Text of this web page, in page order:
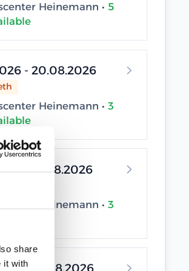
share
it with
Trainingscenter Heinemann • 5
- 20.08.2026
Trainingscenter Heinemann • 3
- 24.08.2026
Trainingscenter Heinemann • 3
- 26.08.2026